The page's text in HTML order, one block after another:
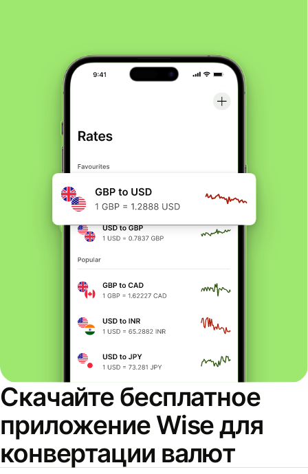
Скачайте бесплатное
приложение Wise для
конвертации валют